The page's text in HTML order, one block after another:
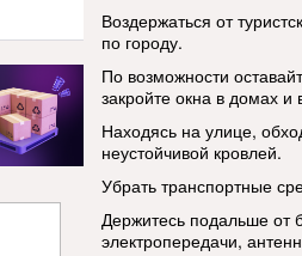
Воздержаться от
по городу.
По возможности
закройте окна в домах
Находясь на улице,
неустойчивой кровлей.
Убрать транспортные
Держитесь подальше от
электропередачи,